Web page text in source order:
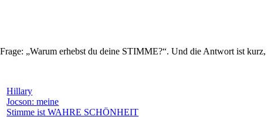
„Warum erhebst du deine STIMME?“. Und die Antwort ist kurz,
Hillary
Jocson: meine
Stimme ist WAHRE SCHÖNHEIT